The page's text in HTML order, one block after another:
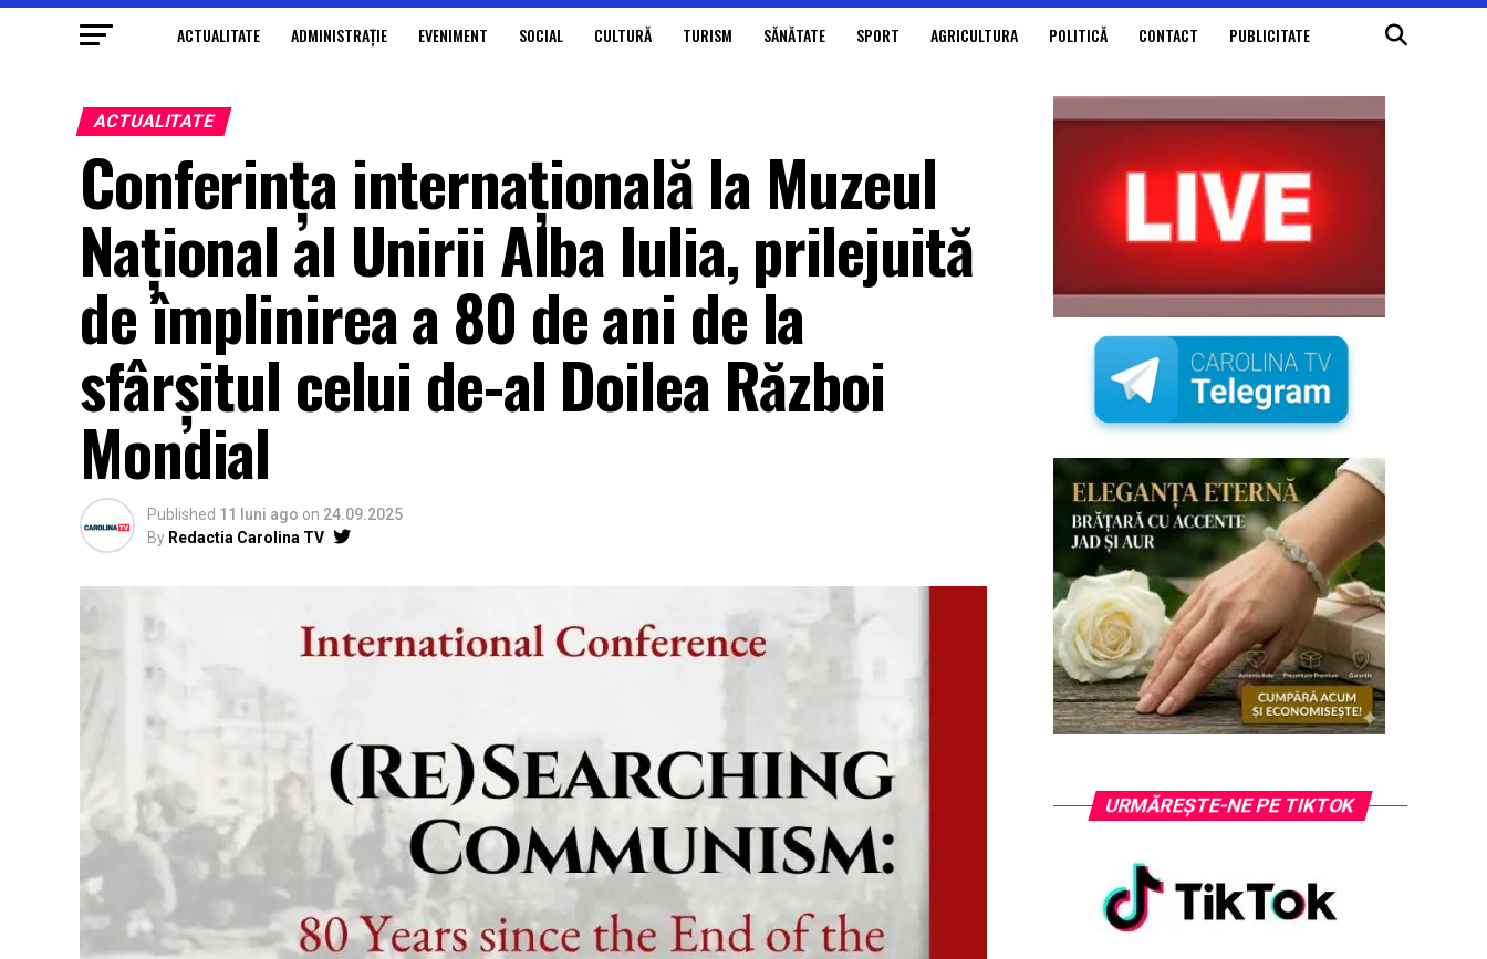
ACTUALITATE ADMINISTRAŢIE EVENIMENT SOCIAL CULTURĂ TURISM SĂNĂTATE SPORT AGRICULTURA POLITICĂ CONTACT PUBLICITATE
ACTUALITATE
Conferința internațională la Muzeul
Național al Unirii Alba Iulia, prilejuită
de împlinirea a 80 de ani de la
sfârșitul celui de-al Doilea Război
Mondial
Published 11 luni ago on 24.09.2025
By Redactia Carolina TV
URMĂREȘTE-NE PE TIKTOK